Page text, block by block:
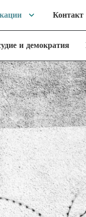
Контакт
и демократия